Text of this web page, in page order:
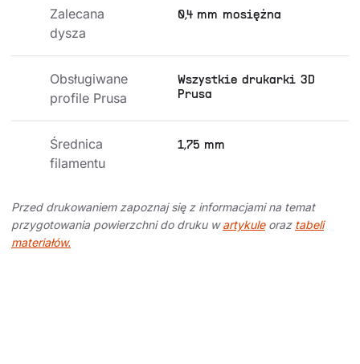
Zalecana
dysza
0,4 mm mosiężna
Obsługiwane
profile Prusa
Wszystkie drukarki 3D
Prusa
Średnica
filamentu
1,75 mm
Przed drukowaniem zapoznaj się z informacjami na temat
przygotowania powierzchni do druku wartykuleoraz tabeli
materiałów.